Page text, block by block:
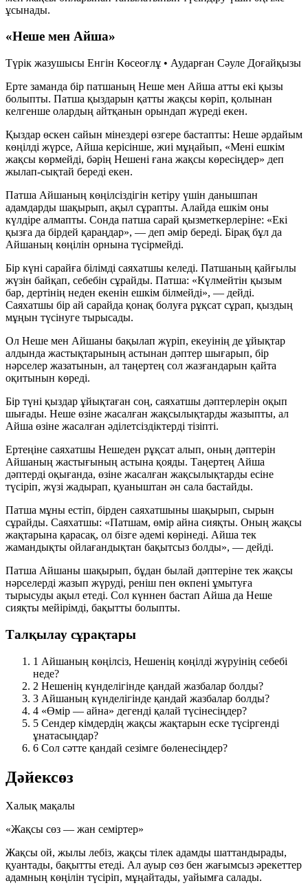
ұсынады.
«Неше мен Айша»
Түрік жазушысы Енгін Көсеоғлұ • Аударған Сәуле Доғайқызы
Ерте заманда бір патшаның Неше мен Айша атты екі қызы
болыпты. Патша қыздарын қатты жақсы көріп, қолынан
келгенше олардың айтқанын орындап жүреді екен.
Қыздар өскен сайын мінездері өзгере бастапты: Неше әрдайым
көңілді жүрсе, Айша керісінше, жиі мұңайып, «Мені ешкім
жақсы көрмейді, бәрің Нешені ғана жақсы көресіңдер» деп
жылап-сықтай береді екен.
Патша Айшаның көңілсіздігін кетіру үшін данышпан
адамдарды шақырып, ақыл сұрапты. Алайда ешкім оны
күлдіре алмапты. Сонда патша сарай қызметкерлеріне: «Екі
қызға да бірдей қараңдар», — деп әмір береді. Бірақ бұл да
Айшаның көңілін орнына түсірмейді.
Бір күні сарайға білімді саяхатшы келеді. Патшаның қайғылы
жүзін байқап, себебін сұрайды. Патша: «Күлмейтін қызым
бар, дертінің неден екенін ешкім білмейді», — дейді.
Саяхатшы бір ай сарайда қонақ болуға рұқсат сұрап, қыздың
мұңын түсінуге тырысады.
Ол Неше мен Айшаны бақылап жүріп, екеуінің де ұйықтар
алдында жастықтарының астынан дәптер шығарып, бір
нәрселер жазатынын, ал таңертең сол жазғандарын қайта
оқитынын көреді.
Бір түні қыздар ұйықтаған соң, саяхатшы дәптерлерін оқып
шығады. Неше өзіне жасалған жақсылықтарды жазыпты, ал
Айша өзіне жасалған әділетсіздіктерді тізіпті.
Ертеңіне саяхатшы Нешеден рұқсат алып, оның дәптерін
Айшаның жастығының астына қояды. Таңертең Айша
дәптерді оқығанда, өзіне жасалған жақсылықтарды есіне
түсіріп, жүзі жадырап, қуаныштан ән сала бастайды.
Патша мұны естіп, бірден саяхатшыны шақырып, сырын
сұрайды. Саяхатшы: «Патшам, өмір айна сияқты. Оның жақсы
жақтарына қарасақ, ол бізге әдемі көрінеді. Айша тек
жамандықты ойлағандықтан бақытсыз болды», — дейді.
Патша Айшаны шақырып, бұдан былай дәптеріне тек жақсы
нәрселерді жазып жүруді, реніш пен өкпені ұмытуға
тырысуды ақыл етеді. Сол күннен бастап Айша да Неше
сияқты мейірімді, бақытты болыпты.
Талқылау сұрақтары
1 Айшаның көңілсіз, Нешенің көңілді жүруінің себебі
неде?
2 Нешенің күнделігінде қандай жазбалар болды?
3 Айшаның күнделігінде қандай жазбалар болды?
4 «Өмір — айна» дегенді қалай түсінесіңдер?
5 Сендер кімдердің жақсы жақтарын еске түсіргенді
ұнатасыңдар?
6 Сол сәтте қандай сезімге бөленесіңдер?
Дәйексөз
Халық мақалы
«Жақсы сөз — жан семіртер»
Жақсы ой, жылы лебіз, жақсы тілек адамды шаттандырады,
қуантады, бақытты етеді. Ал ауыр сөз бен жағымсыз әрекеттер
адамның көңілін түсіріп, мұңайтады, уайымға салады.